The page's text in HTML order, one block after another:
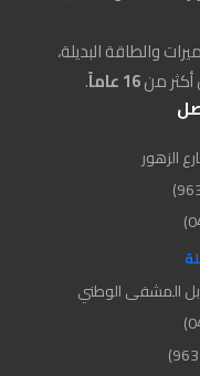
والطاقة البديلة،
أكثر من16 عاماً
.
الزهور
المشفى الوطني